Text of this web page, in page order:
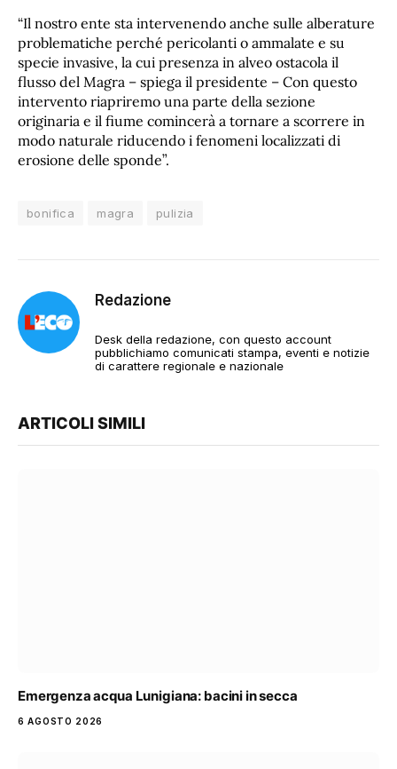
“Il nostro ente sta intervenendo anche sulle alberature
problematiche perché pericolanti o ammalate e su
specie invasive, la cui presenza in alveo ostacola il
flusso del Magra – spiega il presidente – Con questo
intervento riapriremo una parte della sezione
originaria e il fiume comincerà a tornare a scorrere in
modo naturale riducendo i fenomeni localizzati di
erosione delle sponde”.
bonifica magra pulizia
Redazione
Desk della redazione, con questo account
pubblichiamo comunicati stampa, eventi e notizie
di carattere regionale e nazionale
ARTICOLI SIMILI
Emergenza acqua Lunigiana: bacini in secca
6 AGOSTO 2026